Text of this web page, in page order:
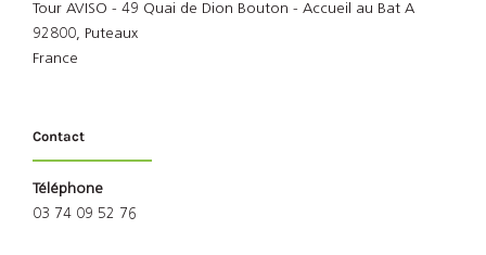
Tour AVISO - 49 Quai de Dion Bouton - Accueil au Bat A
92800, Puteaux
France
Contact
Téléphone
03 74 09 52 76